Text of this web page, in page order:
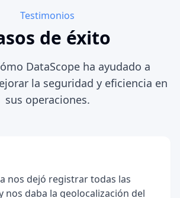
Testimonios
de éxito
DataScope ha ayudado a
la seguridad y eficiencia en
sus operaciones.
nos dejó registrar todas las
nos daba la geolocalización del